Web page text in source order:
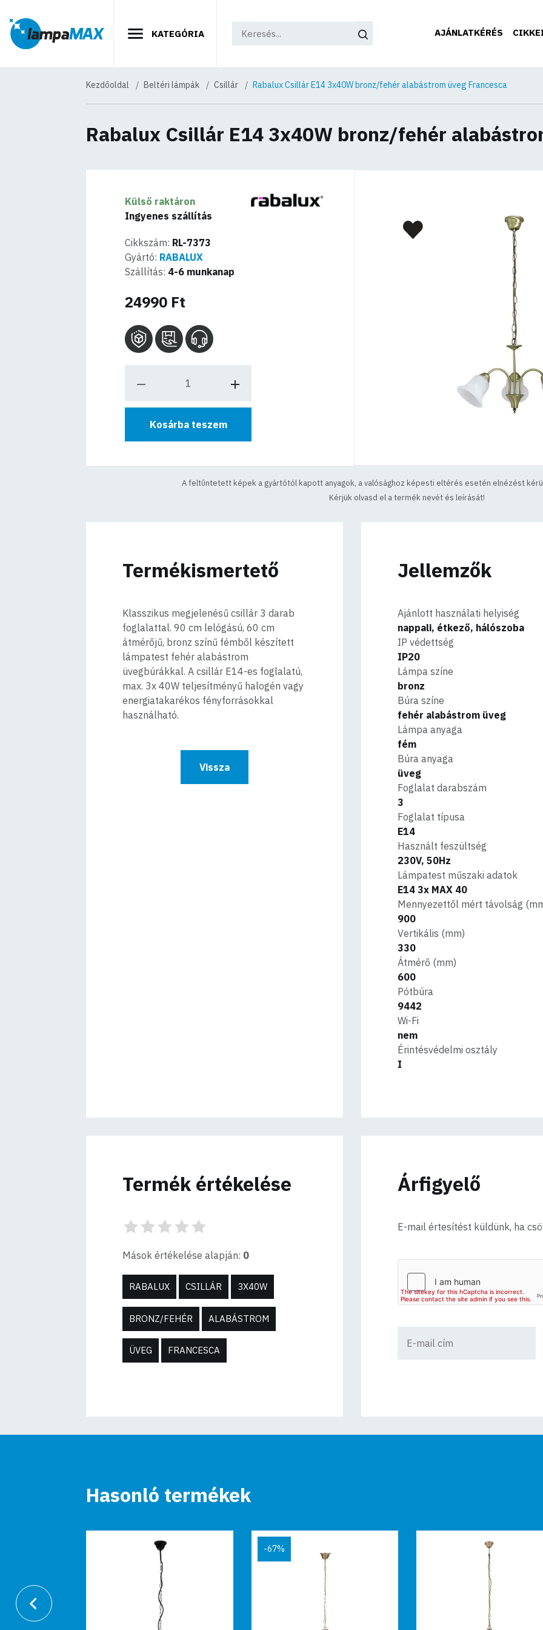
KATEGÓRIA AJÁNLATKÉRÉS
Kezdőoldal Beltéri lámpák Csillár Rabalux Csillár E14 3x40W bronz/fehér alabástrom üveg Francesca
Rabalux Csillár E14 3x40W bronz/fehér
Külső raktáron
Ingyenes szállítás
Cikkszám: RL-7373
Gyártó: RABALUX
Szállítás: 4-6 munkanap
24990 Ft
Kosárba teszem
A feltűntetett képek a gyártótól kapott anyagok, a valósághoz képesti eltérés esetén elnézést
Kérjük olvasd el a termék nevét és leírását!
Termékismertető
Klasszikus megjelenésű csillár 3 darab
foglalattal. 90 cm lelógású, 60 cm
átmérőjű, bronz színű fémből készített
lámpatest fehér alabástrom
üvegbúrákkal. A csillár E14-es foglalatú,
max. 3x 40W teljesítményű halogén vagy
energiatakarékos fényforrásokkal
használható.
Vissza
Jellemzők
Ajánlott használati helyiség
nappali, étkező, hálószoba
IP védettség
IP20
Lámpa színe
bronz
Búra színe
fehér alabástrom üveg
Lámpa anyaga
fém
Búra anyaga
üveg
Foglalat darabszám
3
Foglalat típusa
E14
Használt feszültség
230V, 50Hz
Lámpatest műszaki adatok
E14 3x MAX 40
Mennyezettől mért távolság
900
Vertikális (mm)
330
Átmérő (mm)
600
Pótbúra
9442
Wi-Fi
nem
Érintésvédelmi osztály
I
Termék értékelése
Mások értékelése alapján: 0
RABALUX CSILLÁR 3X40W
BRONZ/FEHÉR ALABÁSTROM
ÜVEG FRANCESCA
Árfigyelő
E-mail értesítést küldünk, ha
Hasonló termékek